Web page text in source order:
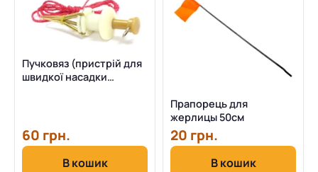
Пучковяз (пристрій для
швидкої насадки
60 грн.
В кошик
Прапорець для
жерлицы 50см
20 грн.
В кошик